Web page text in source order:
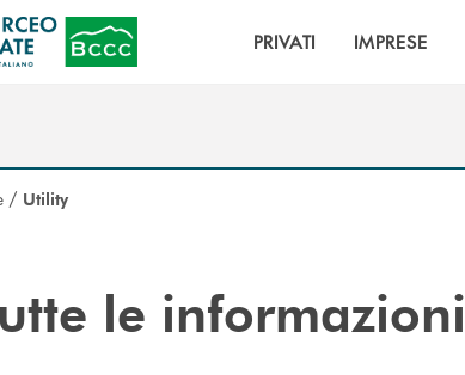
PRIVATI IMPRESE
/ Utility
le informazioni